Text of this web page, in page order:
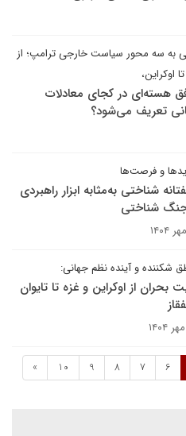
به سه محور سیاست خارجی ترامپ؛ از
اوکراین،
هسته‌ای در کجای معادلات
تعریف می‌شود؟
و فرصت‌ها
شناختی به‌مثابه ابزار راهبردی
شناختی
شکننده و آینده نظم جهانی:
بحران از اوکراین و غزه تا تایوان
6
7
8
9
10
»